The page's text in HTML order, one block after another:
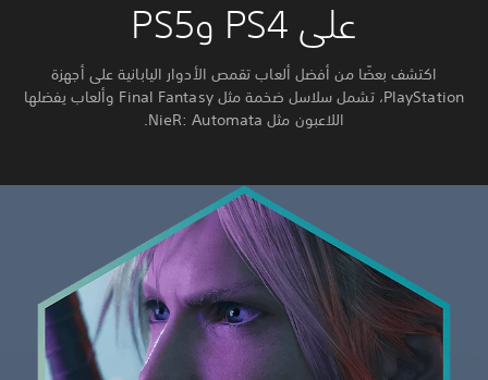
على PS4 وPS5
اكتشف بعضًا من أفضل ألعاب تقمص الأدوار اليابانية على أجهزة
PlayStation، تشمل سلاسل ضخمة مثل Final Fantasy وألعاب يفضلها
اللاعبون مثل NieR: Automata.